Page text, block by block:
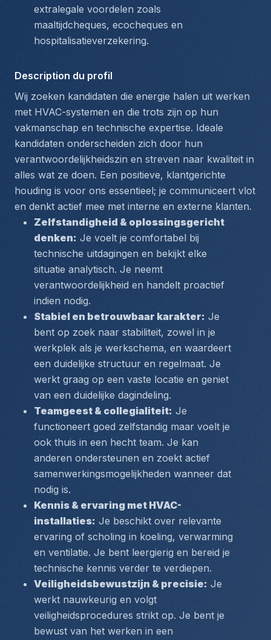
maaltijdcheques, ecocheques
hospitalisatieverzekering.
Description du profil
Wij zoeken kandidaten die energie halen uit werken
met HVAC-systemen en die trots zijn op hun
vakmanschap en technische expertise. Ideale
kandidaten onderscheiden zich door hun
verantwoordelijkheidszin en streven naar kwaliteit in
alles wat ze doen. Een positieve, klantgerichte
houding is voor ons essentieel; je communiceert vlot
en denkt actief mee met interne en externe klanten.
Zelfstandigheid & oplossingsgericht
denken: Je voelt je comfortabel bij
technische uitdagingen en bekijkt elke
situatie analytisch. Je neemt
verantwoordelijkheid en handelt proactief
indien nodig.
Stabiel en betrouwbaar karakter: Je
bent op zoek naar stabiliteit, zowel in je
werkplek als je werkschema, en waardeert
een duidelijke structuur en regelmaat. Je
werkt graag op een vaste locatie en geniet
van een duidelijke dagindeling.
Teamgeest & collegialiteit: Je
functioneert goed zelfstandig maar voelt je
ook thuis in een hecht team. Je kan
anderen ondersteunen en zoekt actief
samenwerkingsmogelijkheden wanneer dat
nodig is.
Kennis & ervaring met HVAC-
installaties: Je beschikt over relevante
ervaring of scholing in koeling, verwarming
en ventilatie. Je bent leergierig en bereid je
technische kennis verder te verdiepen.
Veiligheidsbewustzijn & precisie: Je
werkt nauwkeurig en volgt
veiligheidsprocedures strikt op. Je bent je
bewust van het werken in een